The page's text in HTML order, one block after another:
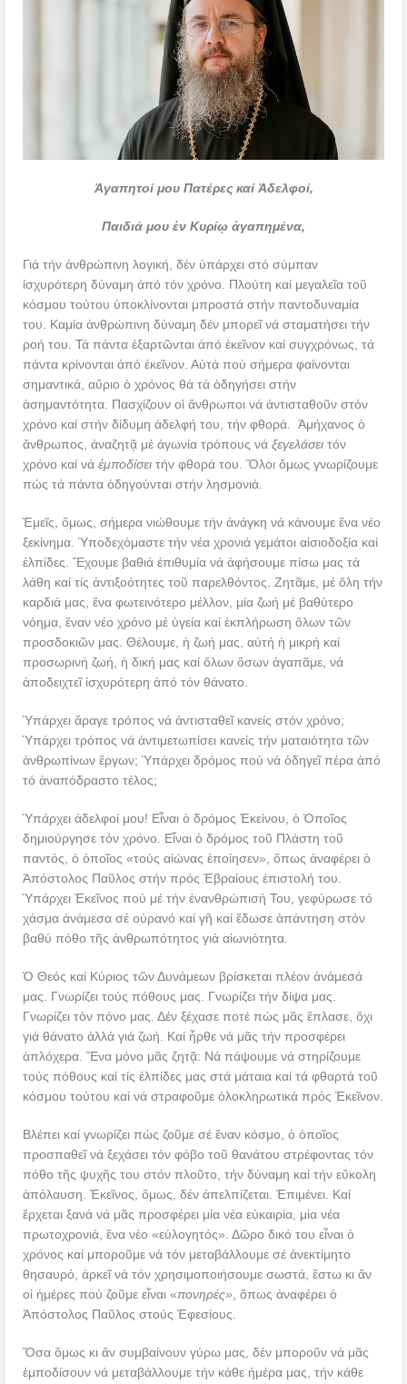
Ἀγαπητοί μου Πατέρες καί Ἀδελφοί,
Παιδιά μου ἐν Κυρίῳ ἀγαπημένα,
Γιά τήν ἀνθρώπινη λογική, δέν ὑπάρχει στό σύμπαν
ἰσχυρότερη δύναμη ἀπό τόν χρόνο. Πλούτη καί μεγαλεῖα τοῦ
κόσμου τούτου ὑποκλίνονται μπροστά στήν παντοδυναμία
του. Καμία ἀνθρώπινη δύναμη δέν μπορεῖ νά σταματήσει τήν
ροή του. Τά πάντα ἐξαρτῶνται ἀπό ἐκεῖνον καί συγχρόνως, τά
πάντα κρίνονται ἀπό ἐκεῖνον. Αὐτά ποὐ σήμερα φαίνονται
σημαντικά, αὔριο ὁ χρόνος θά τά ὁδηγήσει στήν
ἀσημαντότητα. Πασχίζουν οἱ ἄνθρωποι νά ἀντισταθοῦν στόν
χρόνο καί στήν δίδυμη ἀδελφή του, τήν φθορά. Ἀμήχανος ὁ
ἄνθρωπος, ἀναζητᾷ μέ ἀγωνία τρόπους νάξεγελάσει τόν
χρόνο καί νάἐμποδίσειτήν φθορά του. Ὅλοι ὅμως γνωρίζουμε
πώς τά πάντα ὁδηγούνται στήν λησμονιά.
Ἐμεῖς, ὅμως, σήμερα νιώθουμε τήν ἀνάγκη νά κάνουμε ἕνα νέο
ξεκίνημα. Ὑποδεχόμαστε τήν νέα χρονιά γεμάτοι αἰσιοδοξία καί
ἐλπίδες. Ἔχουμε βαθιά ἐπιθυμία νά ἀφήσουμε πίσω μας τά
λάθη καί τίς ἀντιξοότητες τοῦ παρελθόντος. Ζητᾶμε, μέ ὅλη τήν
καρδιά μας, ἕνα φωτεινότερο μέλλον, μία ζωή μέ βαθύτερο
νόημα, ἕναν νέο χρόνο μέ ὑγεία καί ἐκπλήρωση ὅλων τῶν
προσδοκιῶν μας. Θέλουμε, ἡ ζωή μας, αὐτή ἡ μικρή καί
προσωρινή ζωή, ἡ δική μας καί ὅλων ὅσων ἀγαπᾶμε, νά
ἀποδειχτεῖ ἰσχυρότερη ἀπό τόν θάνατο.
Ὑπάρχει ἄραγε τρόπος νά ἀντισταθεῖ κανείς στόν χρόνο;
Ὑπάρχει τρόπος νά ἀντιμετωπίσει κανείς τήν ματαιότητα τῶν
ἀνθρωπίνων ἔργων; Ὑπάρχει δρόμος πού νά ὁδηγεῖ πέρα ἀπό
τό ἀναπόδραστο τέλος;
Ὑπάρχει ἀδελφοί μου! Εἶναι ὁ δρόμος Ἐκείνου, ὁ Ὁποῖος
δημιούργησε τόν χρόνο. Εἶναι ὁ δρόμος τοῦ Πλάστη τοῦ
παντός, ὁ ὁποῖος «τούς αἰώνας ἐποίησεν», ὅπως ἀναφέρει ὁ
Ἀπόστολος Παῦλος στήν πρός Ἑβραίους ἐπιστολή του.
Ὑπάρχει Ἐκεῖνος πού μέ τήν ἐνανθρώπισή Του, γεφύρωσε τό
χάσμα ἀνάμεσα σέ οὐρανό καί γῆ καί ἔδωσε ἀπάντηση στόν
βαθύ πόθο τῆς ἀνθρωπότητος γιά αἰωνιότητα.
Ὁ Θεός καί Κύριος τῶν Δυνάμεων βρίσκεται πλέον ἀνάμεσά
μας. Γνωρίζει τούς πόθους μας. Γνωρίζει τήν δίψα μας.
Γνωρίζει τόν πόνο μας. Δέν ξέχασε ποτέ πώς μᾶς ἔπλασε, ὄχι
γιά θάνατο ἀλλά γιά ζωή. Καί ἦρθε νά μᾶς τήν προσφέρει
ἁπλόχερα. Ἕνα μόνο μᾶς ζητᾷ: Νά πάψουμε νά στηρίζουμε
τούς πόθους καί τίς ἐλπίδες μας στά μάταια καί τά φθαρτά τοῦ
κόσμου τούτου καί νά στραφοῦμε ὁλοκληρωτικά πρός Ἐκεῖνον.
Βλέπει καί γνωρίζει πώς ζοῦμε σέ ἕναν κόσμο, ὁ ὁποῖος
προσπαθεῖ νά ξεχάσει τόν φόβο τοῦ θανάτου στρέφοντας τόν
πόθο τῆς ψυχῆς του στόν πλοῦτο, τήν δύναμη καί τήν εὔκολη
ἀπόλαυση. Ἐκεῖνος, ὅμως, δέν ἀπελπίζεται. Ἐπιμένει. Καί
ἔρχεται ξανά νά μᾶς προσφέρει μία νέα εὐκαιρία, μία νέα
πρωτοχρονιά, ἕνα νέο «εὐλογητός». Δῶρο δικό του εἶναι ὁ
χρόνος καί μποροῦμε νά τόν μεταβάλλουμε σέ ἀνεκτίμητο
θησαυρό, ἀρκεῖ νά τόν χρησιμοποιήσουμε σωστά, ἔστω κι ἄν
οἱ ἡμέρες πού ζοῦμε εἶναι «πονηρές», ὅπως ἀναφέρει ὁ
Ἀπόστολος Παῦλος στούς Ἐφεσίους.
Ὅσα ὅμως κι ἄν συμβαίνουν γύρω μας, δέν μποροῦν νά μᾶς
ἐμποδίσουν νά μεταβάλλουμε τήν κάθε ἡμέρα μας, τήν κάθε